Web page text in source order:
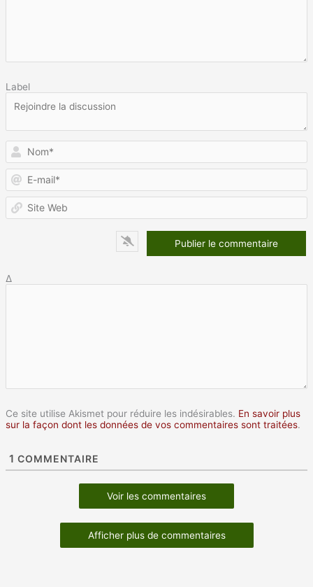
Label
Δ
Ce site utilise Akismet pour réduire les indésirables. En savoir plus
sur la façon dont les données de vos commentaires sont traitées.
1 COMMENTAIRE
Voir les commentaires
Afficher plus de commentaires